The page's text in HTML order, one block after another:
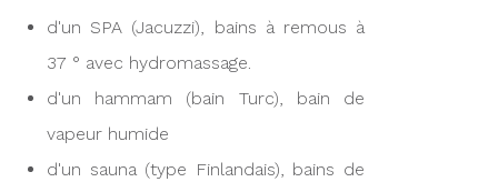
d'un SPA (Jacuzzi), bains à remous à
37 ° avec hydromassage.
d'un hammam (bain Turc), bain de
vapeur humide
d'un sauna (type Finlandais), bains de